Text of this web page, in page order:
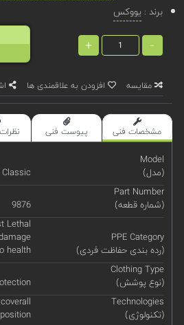
برند :یووکس
-
+
مقایسه افزودن به علاقمندی ها
مشخصات فنی پیوست فنی
Model
(مدل)
Part Number
(شماره قطعه)
9876
PPE Category
(رده بندی حفاظت فردی)
Lethal
health
Clothing Type
(نوع پوشش)
Technologies
(تکنولوژی)